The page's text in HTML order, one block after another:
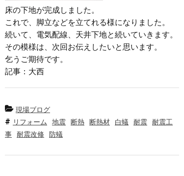
床の下地が完成しました。
これで、脚立などを立てれる様になりました。
続いて、電気配線、天井下地と続いていきます。
その模様は、次回お伝えしたいと思います。
乞うご期待です。
記事：大西
現場ブログ
リフォーム
地震 断熱 断熱材 白蟻 耐震
耐震工
事
耐震改修 防蟻